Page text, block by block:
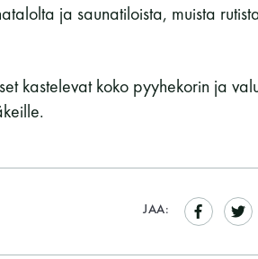
ja saunatiloista, muista
kastelevat koko pyyhekorin ja
JAA: